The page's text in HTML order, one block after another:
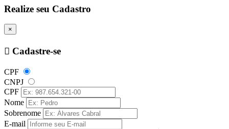
Realize seu Cadastro
×
Cadastre-se
CPF
CNPJ
CPF
Nome
Sobrenome
E-mail